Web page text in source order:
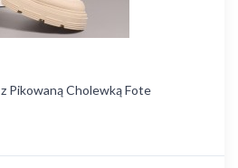
Pikowaną Cholewką Fote